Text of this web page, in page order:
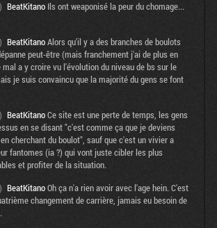
BeatKitano Ils ont weaponisé la peur du chomage...
BeatKitanoAlors qu'il y a des branches de boulots
peut-être (mais franchement j'ai de plus en
mal a y croire vu l'évolution du niveau de bs sur le
je suis convaincu que la majorité du gens se font
BeatKitanoCe site est une perte de temps, les gens
en se disant "c'est comme ça que je deviens
cherchant du boulot", sauf que c'est un vivier a
fantomes (ia ?) qui vont juste cibler les plus
et profiter de la situation.
BeatKitanoOh ça n'a rien avoir avec l'age hein. C'est
changement de carrière, jamais eu besoin de